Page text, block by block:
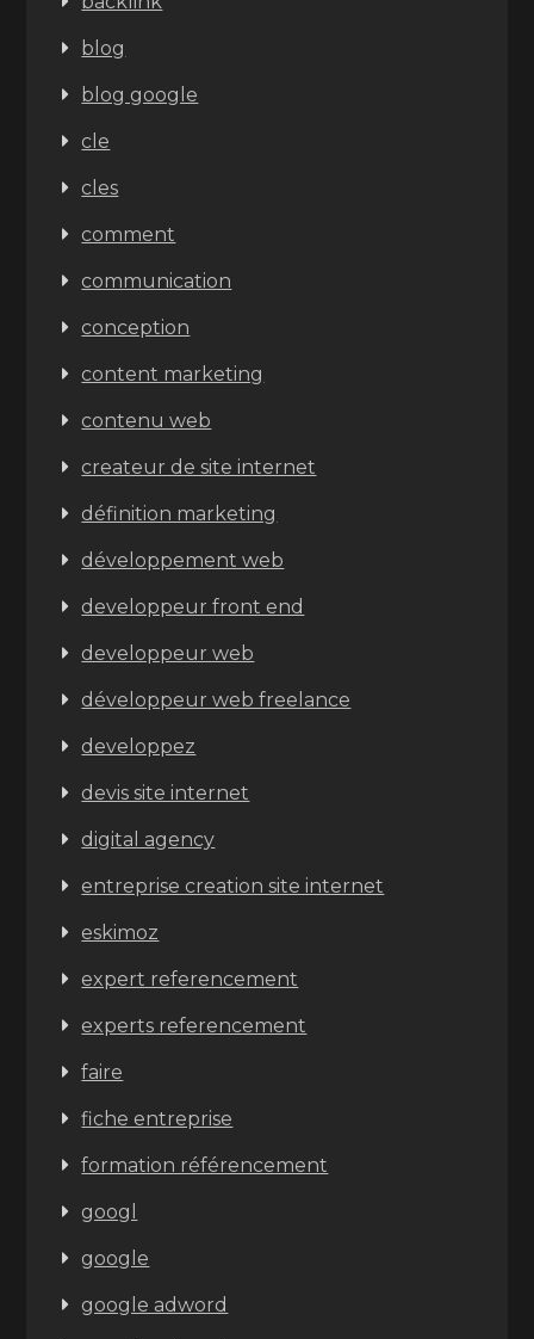
blog
blog google
cle
cles
comment
communication
conception
content marketing
contenu web
createur de site internet
définition marketing
développement web
developpeur front end
developpeur web
développeur web freelance
developpez
devis site internet
digital agency
entreprise creation site internet
eskimoz
expert referencement
experts referencement
faire
fiche entreprise
formation référencement
googl
google
google adword